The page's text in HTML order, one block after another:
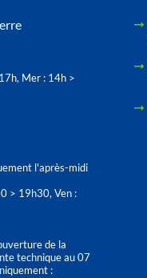
Mer : 14h >
l'après-midi
> 19h30, Ven :
de la
technique au 07
: